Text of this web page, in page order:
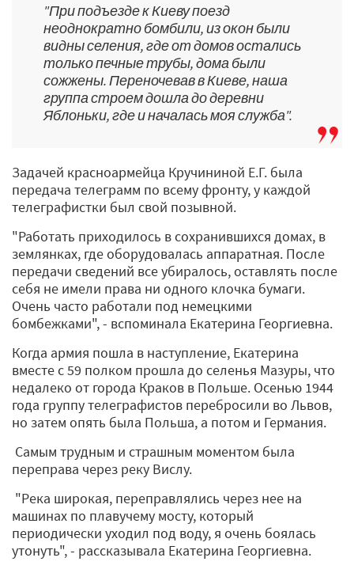
"При подъезде к Киеву поезд
неоднократно бомбили, из окон были
видны селения, где от домов остались
только печные трубы, дома были
сожжены. Переночевав в Киеве, наша
группа строем дошла до деревни
Яблоньки, где и началась моя служба".
Задачей красноармейца Кручининой Е.Г. была
передача телеграмм по всему фронту, у каждой
телеграфистки был свой позывной.
"Работать приходилось в сохранившихся домах, в
землянках, где оборудовалась аппаратная. После
передачи сведений все убиралось, оставлять после
себя не имели права ни одного клочка бумаги.
Очень часто работали под немецкими
бомбежками", - вспоминала Екатерина Георгиевна.
Когда армия пошла в наступление, Екатерина
вместе с 59 полком прошла до селенья Мазуры, что
недалеко от города Краков в Польше. Осенью 1944
года группу телеграфистов перебросили во Львов,
но затем опять была Польша, а потом и Германия.
Самым трудным и страшным моментом была
переправа через реку Вислу.
"Река широкая, переправлялись через нее на
машинах по плавучему мосту, который
периодически уходил под воду, я очень боялась
утонуть", - рассказывала Екатерина Георгиевна.